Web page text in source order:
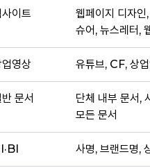
이트
웹페이지 디자인
슈어, 뉴스레터,
영상 유튜브, CF, 상
문서
단체 내부 문서,
모든 문서
사명, 브랜드명,